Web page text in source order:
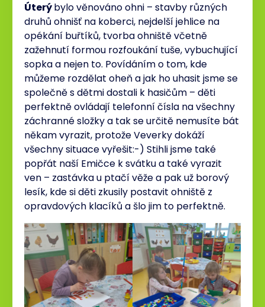
Úterýbylo věnováno ohni – stavby různých
druhů ohnišť na koberci, nejdelší jehlice na
opékání buřtíků, tvorba ohniště včetně
zažehnutí formou rozfoukání tuše, vybuchující
sopka a nejen to. Povídáním o tom, kde
můžeme rozdělat oheň a jak ho uhasit jsme se
společně s dětmi dostali k hasičům – děti
perfektně ovládají telefonní čísla na všechny
záchranné složky a tak se určitě nemusíte bát
někam vyrazit, protože Veverky dokáží
všechny situace vyřešit:-) Stihli jsme také
popřát naší Emičce k svátku a také vyrazit
ven – zastávka u ptačí věže a pak už borový
lesík, kde si děti zkusily postavit ohniště z
opravdových klacíků a šlo jim to perfektně.